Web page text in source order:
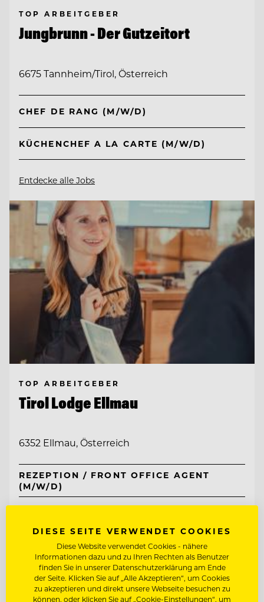
TOP ARBEITGEBER
Jungbrunn - Der Gutzeitort
6675 Tannheim/Tirol, Österreich
CHEF DE RANG (M/W/D)
KÜCHENCHEF A LA CARTE (M/W/D)
Entdecke alle Jobs
TOP ARBEITGEBER
Tirol Lodge Ellmau
6352 Ellmau, Österreich
REZEPTION / FRONT OFFICE AGENT
(M/W/D)
Entdecke alle Jobs
DIESE SEITE VERWENDET COOKIES
Diese Website verwendet Cookies - nähere
Informationen dazu und zu Ihren Rechten als Benutzer
finden Sie in unserer Datenschutzerklärung am Ende
der Seite. Klicken Sie auf „Alle Akzeptieren“, um Cookies
zu akzeptieren und direkt unsere Webseite besuchen zu
können, oder klicken Sie auf „Cookie-Einstellungen“, um